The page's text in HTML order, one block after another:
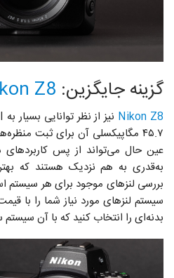
گزینه جایگزین: Z8
Nikon Z8
۴۵.۷ مگاپیکسلی آن برای ثبت
عین حال می‌تواند از پس کاربردهای
به‌قدری به هم نزدیک هستند که
بررسی لنزهای موجود برای هر سیستم
سیستم لنزهای مورد نیاز شما را با
بدنه‌ای را انتخاب کنید که با آن